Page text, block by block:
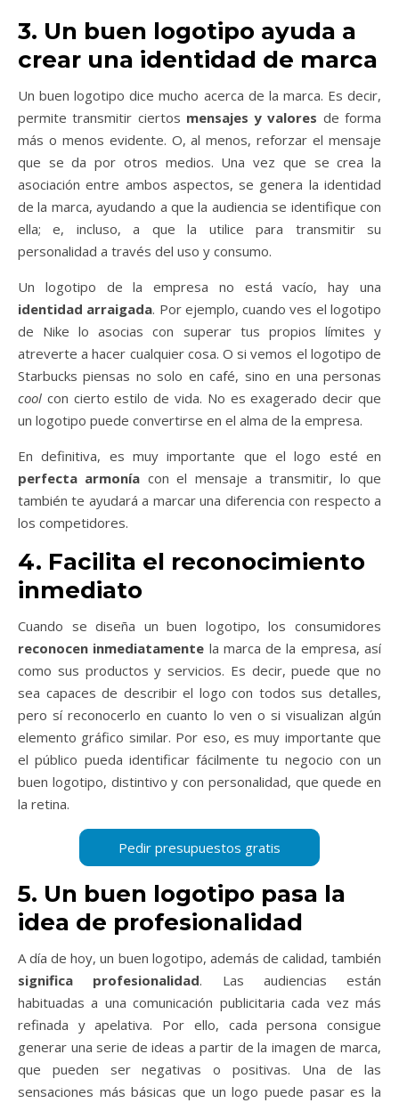
3. Un buen logotipo ayuda a
crear una identidad de marca
Un buen logotipo dice mucho acerca de la marca. Es decir,
permite transmitir ciertos mensajes y valores de forma
más o menos evidente. O, al menos, reforzar el mensaje
que se da por otros medios. Una vez que se crea la
asociación entre ambos aspectos, se genera la identidad
de la marca, ayudando a que la audiencia se identifique con
ella; e, incluso, a que la utilice para transmitir su
personalidad a través del uso y consumo.
Un logotipo de la empresa no está vacío, hay una
identidad arraigada. Por ejemplo, cuando ves el logotipo
de Nike lo asocias con superar tus propios límites y
atreverte a hacer cualquier cosa. O si vemos el logotipo de
Starbucks piensas no solo en café, sino en una personas
cool con cierto estilo de vida. No es exagerado decir que
un logotipo puede convertirse en el alma de la empresa.
En definitiva, es muy importante que el logo esté en
perfecta armonía con el mensaje a transmitir, lo que
también te ayudará a marcar una diferencia con respecto a
los competidores.
4. Facilita el reconocimiento
inmediato
Cuando se diseña un buen logotipo, los consumidores
reconocen inmediatamente la marca de la empresa, así
como sus productos y servicios. Es decir, puede que no
sea capaces de describir el logo con todos sus detalles,
pero sí reconocerlo en cuanto lo ven o si visualizan algún
elemento gráfico similar. Por eso, es muy importante que
el público pueda identificar fácilmente tu negocio con un
buen logotipo, distintivo y con personalidad, que quede en
la retina.
5. Un buen logotipo pasa la
idea de profesionalidad
A día de hoy, un buen logotipo, además de calidad, también
significa profesionalidad. Las audiencias están
habituadas a una comunicación publicitaria cada vez más
refinada y apelativa. Por ello, cada persona consigue
generar una serie de ideas a partir de la imagen de marca,
que pueden ser negativas o positivas. Una de las
sensaciones más básicas que un logo puede pasar es la